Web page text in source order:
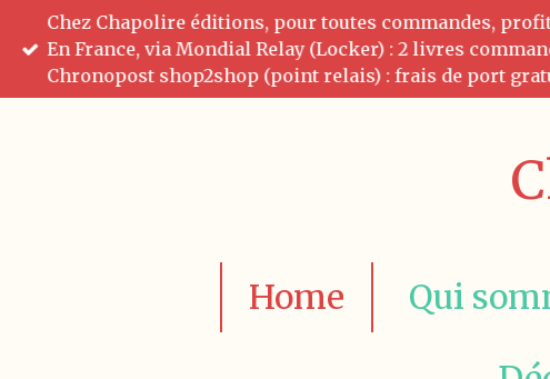
Passer
au
contenu
principal
Chez Chapolire éditions, pour toutes commandes,
En France, via Mondial Relay (Locker) : 2 livres
Chronopost shop2shop (point relais) : frais de port
Home Qui